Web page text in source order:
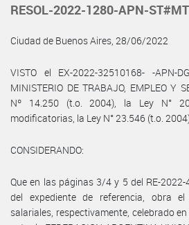
RESOL-2022-1280-APN-ST#MT
Ciudad de Buenos Aires, 28/06/2022
VISTO el EX-2022-32510168- -APN-
MINISTERIO DE TRABAJO, EMPLEO Y
Nº 14.250 (t.o. 2004), la Ley N°
modificatorias, la Ley N° 23.546 (t.o.
CONSIDERANDO:
Que en las páginas 3/4 y 5 del RE-
del expediente de referencia, obra
salariales, respectivamente, celebrado